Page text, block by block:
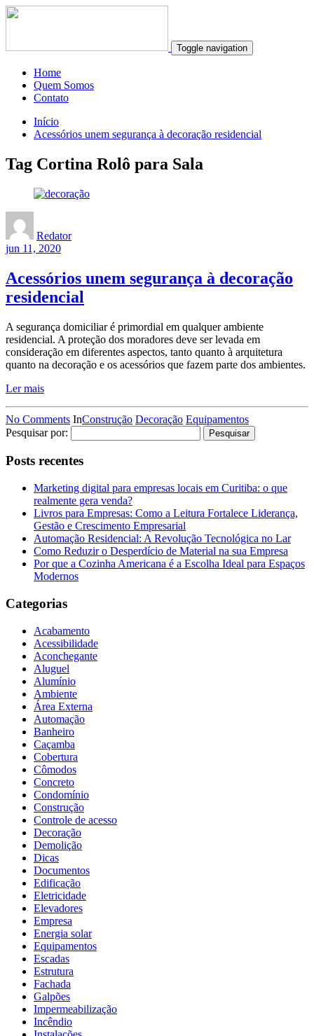
Toggle navigation
Home
Quem Somos
Contato
Início
Acessórios unem segurança à decoração residencial
Tag Cortina Rolô para Sala
Redator
jun 11, 2020
Acessórios unem segurança à decoração
residencial
A segurança domiciliar é primordial em qualquer ambiente
residencial. A proteção dos moradores deve ser levada em
consideração em diferentes aspectos, tanto quanto à arquitetura
quanto na decoração e os acessórios que fazem parte dos ambientes.
Ler mais
No Comments InConstrução Decoração Equipamentos
Pesquisar por:
Posts recentes
Marketing digital para empresas locais em Curitiba: o que
realmente gera venda?
Livros para Empresas: Como a Leitura Fortalece Liderança,
Gestão e Crescimento Empresarial
Automação Residencial: A Revolução Tecnológica no Lar
Como Reduzir o Desperdício de Material na sua Empresa
Por que a Cozinha Americana é a Escolha Ideal para Espaços
Modernos
Categorias
Acabamento
Acessibilidade
Aconchegante
Aluguel
Alumínio
Ambiente
Área Externa
Automação
Banheiro
Caçamba
Cobertura
Cômodos
Concreto
Condomínio
Construção
Controle de acesso
Decoração
Demolição
Dicas
Documentos
Edificação
Eletricidade
Elevadores
Empresa
Energia solar
Equipamentos
Escadas
Estrutura
Fachada
Galpões
Impermeabilização
Incêndio